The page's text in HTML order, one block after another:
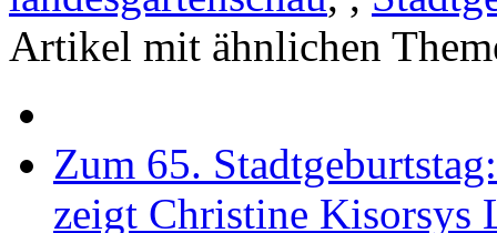
Artikel mit ähnlichen
Zum 65.
zeigt Christine Kisorsys